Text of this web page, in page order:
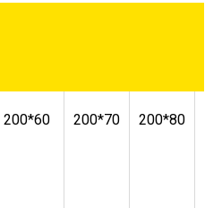
200*60 200*70 200*80